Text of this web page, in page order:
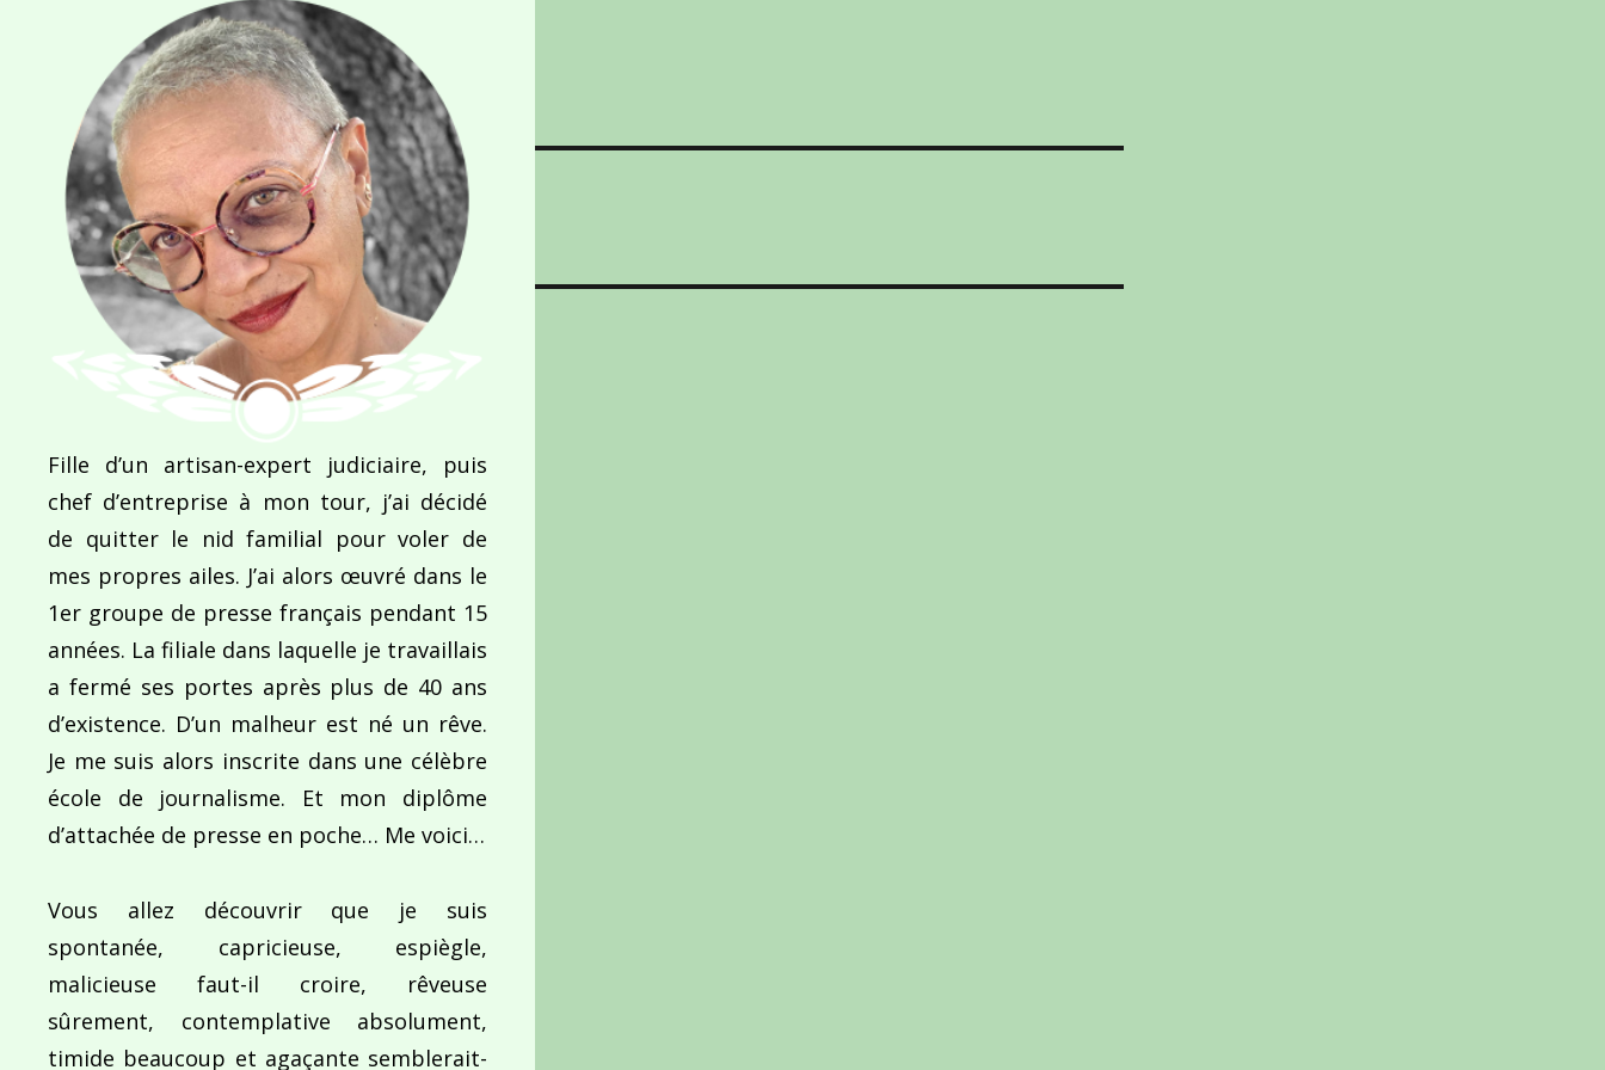
Navigation
l’article
Jordanie : Pays des mille et une nuits
Fille d’un artisan-expert judiciaire, puis
chef d’entreprise à mon tour, j’ai décidé
de quitter le nid familial pour voler de
mes propres ailes. J’ai alors œuvré dans le
1er groupe de presse français pendant 15
années. La filiale dans laquelle je travaillais
a fermé ses portes après plus de 40 ans
d’existence. D’un malheur est né un rêve.
Je me suis alors inscrite dans une célèbre
école de journalisme. Et mon diplôme
d’attachée de presse en poche… Me voici…
Vous allez découvrir que je suis
spontanée, capricieuse, espiègle,
malicieuse faut-il croire, rêveuse
sûrement, contemplative absolument,
timide beaucoup et agaçante semblerait-